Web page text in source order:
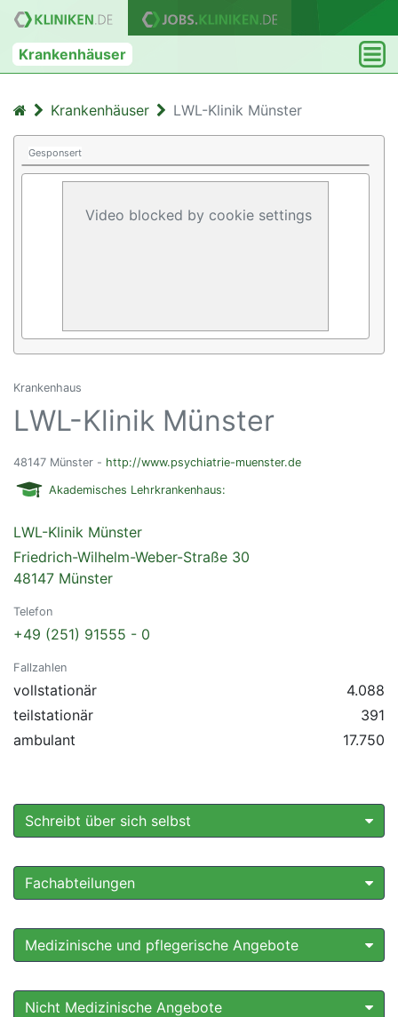
Krankenhäuser
Krankenhäuser LWL-Klinik Münster
Gesponsert
Video blocked by cookie settings
Krankenhaus
LWL-Klinik Münster
48147 Münster - http://www.psychiatrie-muenster.de
Akademisches Lehrkrankenhaus:
LWL-Klinik Münster
Friedrich-Wilhelm-Weber-Straße 30
48147 Münster
Telefon
+49 (251) 91555 - 0
Fallzahlen
vollstationär
4.088
teilstationär
391
ambulant
17.750
Schreibt über sich selbst
Fachabteilungen
Medizinische und pflegerische Angebote
Nicht Medizinische Angebote